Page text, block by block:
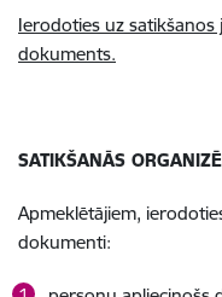
Ierodoties uz
dokuments.
SATIKŠANĀS
Apmeklētājiem,
dokumenti: